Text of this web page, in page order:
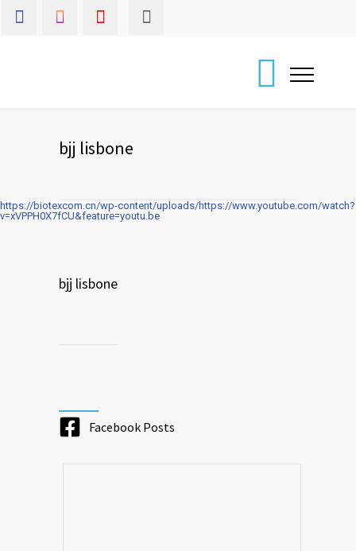
bjj lisbone
https://biotexcom.cn/wp-content/uploads/https://www.youtube.com/watch?
v=xVPPH0X7fCU&feature=youtu.be
bjj lisbone
Facebook Posts